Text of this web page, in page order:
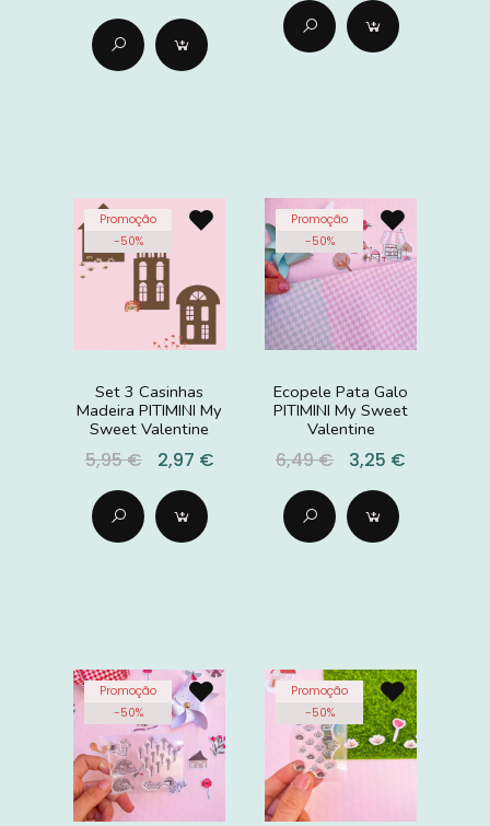
Promoção
-50%
Set 3 Casinhas
Madeira PITIMINI My
Sweet Valentine
5,95 € 2,97 €
Promoção
-50%
Ecopele Pata Galo
PITIMINI My Sweet
Valentine
6,49 € 3,25 €
Promoção
-50%
Promoção
-50%